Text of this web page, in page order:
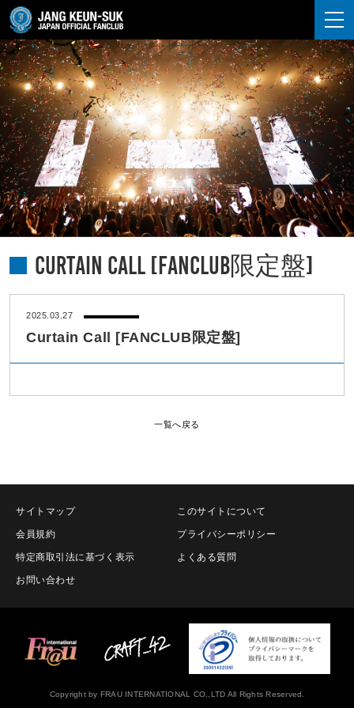
Curtain Call [FANCLUB限定盤]
2025.03.27
Curtain Call [FANCLUB限定盤]
一覧へ戻る
サイトマップ このサイトについて
会員規約 プライバシーポリシー
特定商取引法に基づく表示 よくある質問
お問い合わせ
Copyright by FRAU INTERNATIONAL CO.,LTD All Rights Reserved.